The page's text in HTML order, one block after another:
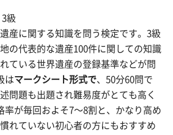
級
産に関する知識を問う検定です。3級
の代表的な遺産100件に関しての知識
ている世界遺産の登録基準などが問
はマークシート形式で、50分60問で
問題も出題され難易度がとても高く
率が毎回およそ7〜8割と、かなり高め
れていない初心者の方にもおすすめ